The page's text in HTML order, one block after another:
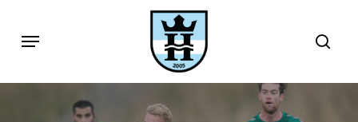
Menu